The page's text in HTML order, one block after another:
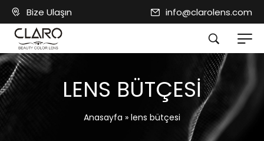
Bize Ulaşın info@clarolens.com
LENS BÜTÇESI
Anasayfa » lens bütçesi